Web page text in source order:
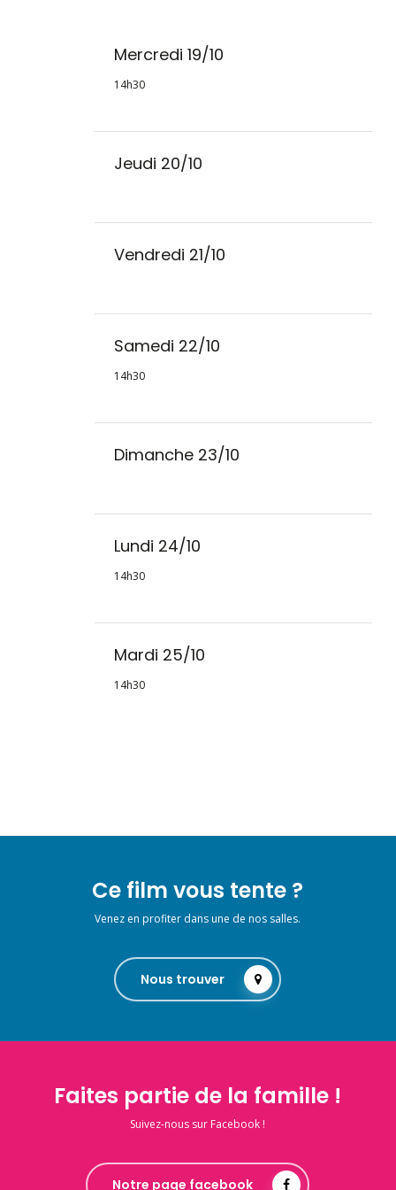
Mercredi 19/10
14h30
Jeudi 20/10
Vendredi 21/10
Samedi 22/10
14h30
Dimanche 23/10
Lundi 24/10
14h30
Mardi 25/10
14h30
Ce film vous tente ?
Venez en profiter dans une de nos salles.
Nous trouver
Faites partie de la famille !
Suivez-nous sur Facebook !
Notre page facebook